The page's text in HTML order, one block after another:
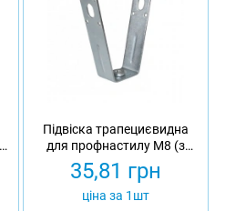
Підвіска трапециєвидна
для профнастилу M8 (з
гайкою)
35,81 грн
ціна за 1шт